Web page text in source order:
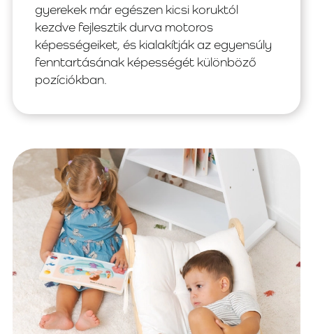
gyerekek már egészen kicsi koruktól
kezdve fejlesztik durva motoros
képességeiket, és kialakítják az egyensúly
fenntartásának képességét különböző
pozíciókban.